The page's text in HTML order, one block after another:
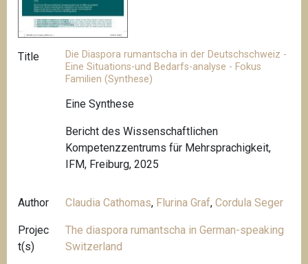
Title
Die Diaspora rumantscha in der Deutschschweiz -
Eine Situations-und Bedarfs-analyse - Fokus
Familien (Synthese)
Eine Synthese
Bericht des Wissenschaftlichen
Kompetenzzentrums für Mehrsprachigkeit,
IFM, Freiburg, 2025
Author Claudia Cathomas, Flurina Graf,Cordula Seger
Projec
t(s)
The diaspora rumantscha in German-speaking
Switzerland